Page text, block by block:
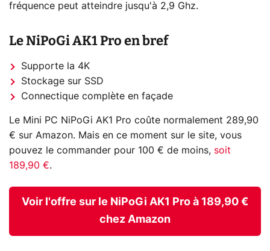
fréquence peut atteindre jusqu'à 2,9 Ghz.
Le NiPoGi AK1 Pro en bref
Supporte la 4K
Stockage sur SSD
Connectique complète en façade
Le Mini PC NiPoGi AK1 Pro coûte normalement 289,90
€ sur Amazon. Mais en ce moment sur le site, vous
pouvez le commander pour 100 € de moins, soit
189,90 €.
Voir l'offre sur le NiPoGi AK1 Pro à 189,90 €
chez Amazon